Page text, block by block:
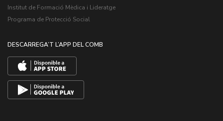
Institut de Formació Mèdica i Lideratge
Programa de Protecció Social
DESCARREGA’T L’APP DEL COMB